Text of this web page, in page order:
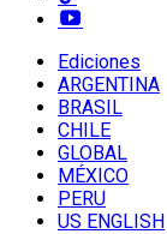
Ediciones
ARGENTINA
BRASIL
CHILE
GLOBAL
MÉXICO
PERU
US ENGLISH